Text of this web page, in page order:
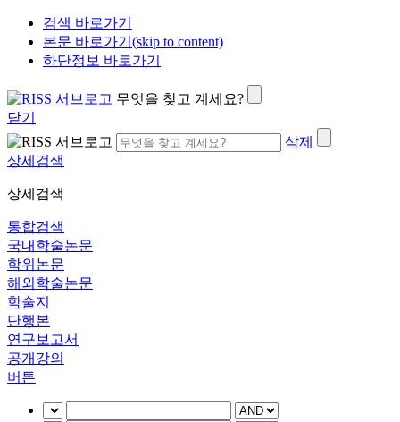
검색 바로가기
본문 바로가기(skip to content)
하단정보 바로가기
무엇을 찾고 계세요?
닫기
삭제
상세검색
상세검색
통합검색
국내학술논문
학위논문
해외학술논문
학술지
단행본
연구보고서
공개강의
버튼